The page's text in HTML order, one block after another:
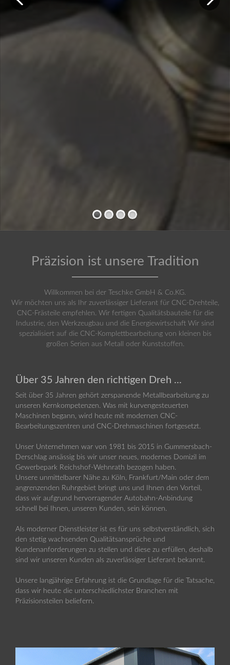
Präzision ist unsere Tradition
Willkommen bei der Teschke GmbH & Co.KG.
Wir möchten uns als Ihr zuverlässiger Lieferant für CNC-Drehteile,
CNC-Frästeile empfehlen. Wir fertigen Qualitätsbauteile für die
Industrie, den Werkzeugbau und die Energiewirtschaft Wir sind
spezialisiert auf die CNC-Komplettbearbeitung von kleinen bis
großen Serien aus Metall oder Kunststoffen.
Über 35 Jahren den richtigen Dreh ...
Seit über 35 Jahren gehört zerspanende Metallbearbeitung zu
unseren Kernkompetenzen. Was mit kurvengesteuerten
Maschinen begann, wird heute mit modernen CNC-
Bearbeitungszentren und CNC-Drehmaschinen fortgesetzt.
Unser Unternehmen war von 1981 bis 2015 in Gummersbach-
Derschlag ansässig bis wir unser neues, modernes Domizil im
Gewerbepark Reichshof-Wehnrath bezogen haben.
Unsere unmittelbarer Nähe zu Köln, Frankfurt/Main oder dem
angrenzenden Ruhrgebiet bringt uns und Ihnen den Vorteil,
dass wir aufgrund hervorragender Autobahn-Anbindung
schnell bei Ihnen, unseren Kunden, sein können.
Als moderner Dienstleister ist es für uns selbstverständlich, sich
den stetig wachsenden Qualitätsansprüche und
Kundenanforderungen zu stellen und diese zu erfüllen, deshalb
sind wir unseren Kunden als zuverlässiger Lieferant bekannt.
Unsere langjährige Erfahrung ist die Grundlage für die Tatsache,
dass wir heute die unterschiedlichster Branchen mit
Präzisionsteilen beliefern.